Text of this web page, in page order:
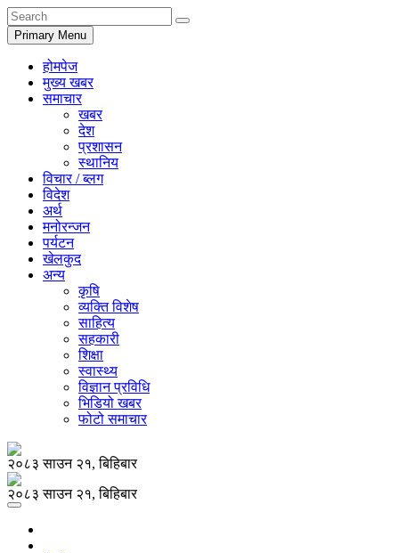
Primary Menu
होमपेज
मुख्य खबर
समाचार
खबर
देश
प्रशासन
स्थानिय
विचार / ब्लग
विदेश
अर्थ
मनोरन्जन
पर्यटन
खेलकुद
अन्य
कृषि
व्यक्ति विशेष
साहित्य
सहकारी
शिक्षा
स्वास्थ्य
विज्ञान प्रविधि
भिडियो खबर
फोटो समाचार
२०८३ साउन २१, बिहिबार
२०८३ साउन २१, बिहिबार